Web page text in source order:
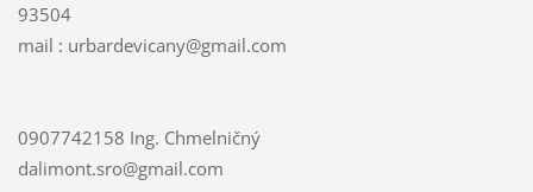
93504
mail : urbardevicany@gmail.com
0907742158 Ing. Chmelničný
dalimont.sro@gmail.com